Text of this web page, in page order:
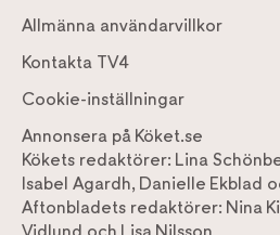
Allmänna användarvillkor
Kontakta TV4
Cookie-inställningar
Annonsera på Köket.se
Kökets redaktörer: Lina
Isabel Agardh, Danielle Ekblad
Aftonbladets redaktörer: Nina
Vidlund och Lisa Nilsson